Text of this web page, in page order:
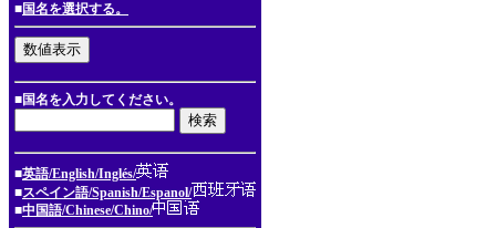
■国名を選択する。
■国名を入力してください。
■英語/English/Inglés/
■スペイン語/Spanish/Espanol/
■中国語/Chinese/Chino/